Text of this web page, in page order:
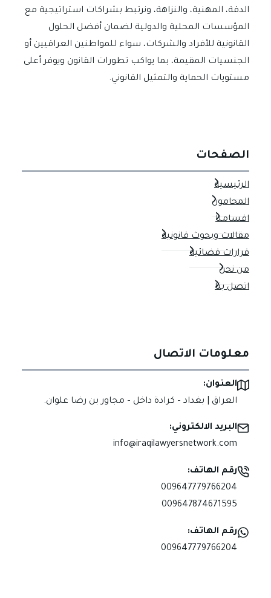
الدقة، المهنية، والنزاهة، ونرتبط بشراكات استراتيجية مع
المؤسسات المحلية والدولية لضمان أفضل الحلول
القانونية للأفراد والشركات، سواء للمواطنين العراقيين أو
الجنسيات المقيمة، بما يواكب تطورات القانون ويوفر أعلى
مستويات الحماية والتمثيل القانوني.
الصفحات
الرئيسية
المحامون
اقسامنا
مقالات وبحوث قانونية
قرارات قضائية
من نحن
اتصل بنا
معلومات الاتصال
العنوان:
العراق | بغداد – كرادة داخل – مجاور بن رضا علوان.
البريد الالكتروني:
info@iraqilawyersnetwork.com
رقم الهاتف:
009647779766204
009647874671595
رقم الهاتف:
009647779766204